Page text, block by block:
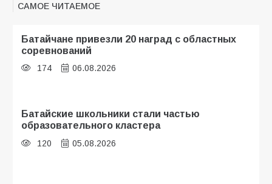
САМОЕ ЧИТАЕМОЕ
Батайчане привезли 20 наград с областных
соревнований
174 06.08.2026
Батайские школьники стали частью
образовательного кластера
120 05.08.2026